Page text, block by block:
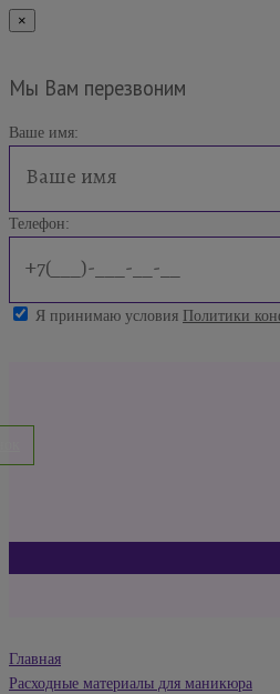
×
Мы Вам перезвоним
Ваше имя:
Телефон:
Я принимаю условия Политики
Главная
Расходные материалы для маникюра